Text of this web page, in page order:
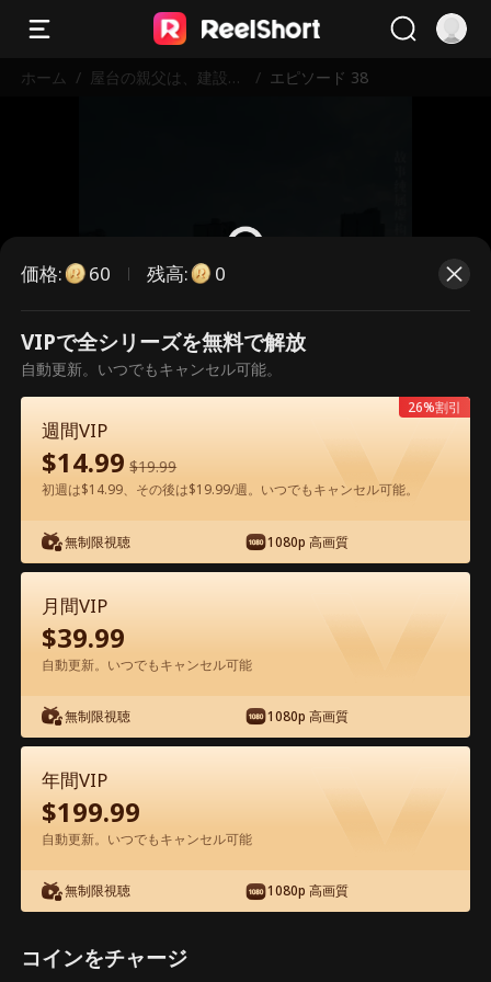
ホーム / 屋台の親父は、建設王
/ エピソード 38
こちらは有料のエピソードです。視
聴いただくには解放が必要です。
アプリ内で無料視聴可能
エピソード38 - 屋台の親父は、建設王だ
った 映画フル
ドラマ別名： 俺の父は業界の一番大物だった
価格: 60 残高: 0
VIPで全シリーズを無料で解放
自動更新。いつでもキャンセル可能。
週間VIP
$14.99 $19.99
初週は$14.99、その後は$19.99/週。いつでもキャンセル可能。
無制限視聴 1080p 高画質
26%割引
月間VIP
$39.99
自動更新。いつでもキャンセル可能
無制限視聴 1080p 高画質
年間VIP
$199.99
自動更新。いつでもキャンセル可能
無制限視聴 1080p 高画質
コインをチャージ